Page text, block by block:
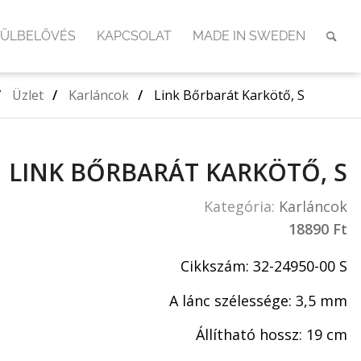
KAPCSOLAT MADE IN SWEDEN
Üzlet / Karláncok / Link Bőrbarát Karkötő, S
LINK BŐRBARÁT KARKÖTŐ, S
Kategória: Karláncok
18890 Ft
Cikkszám: 32-24950-00 S
A lánc szélessége: 3,5 mm
Állítható hossz: 19 cm